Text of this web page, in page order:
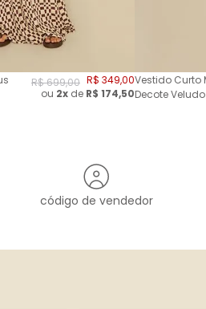
R$699,00 R$ 349,00
ou 2x de R$ 174,50
Vestido Curto
Decote
código de vendedor